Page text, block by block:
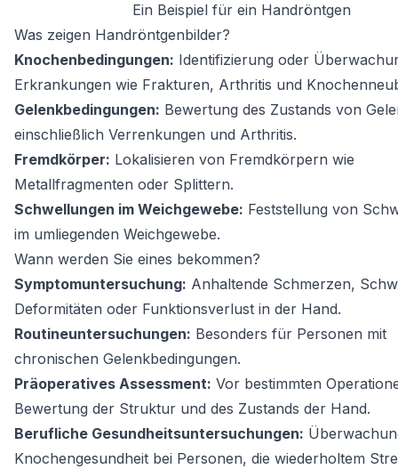
Ein Beispiel für ein Handröntgen
Was zeigen Handröntgenbilder?
Knochenbedingungen: Identifizierung oder
Erkrankungen wie Frakturen, Arthritis und
Gelenkbedingungen: Bewertung des Zustands von
einschließlich Verrenkungen und Arthritis.
Fremdkörper: Lokalisieren von Fremdkörpern wie
Metallfragmenten oder Splittern.
Schwellungen im Weichgewebe: Feststellung von
im umliegenden Weichgewebe.
Wann werden Sie eines bekommen?
Symptomuntersuchung: Anhaltende Schmerzen,
Deformitäten oder Funktionsverlust in der Hand.
Routineuntersuchungen: Besonders für Personen mit
chronischen Gelenkbedingungen.
Präoperatives Assessment: Vor bestimmten
Bewertung der Struktur und des Zustands der Hand.
Berufliche Gesundheitsuntersuchungen:
Knochengesundheit bei Personen, die wiederholtem